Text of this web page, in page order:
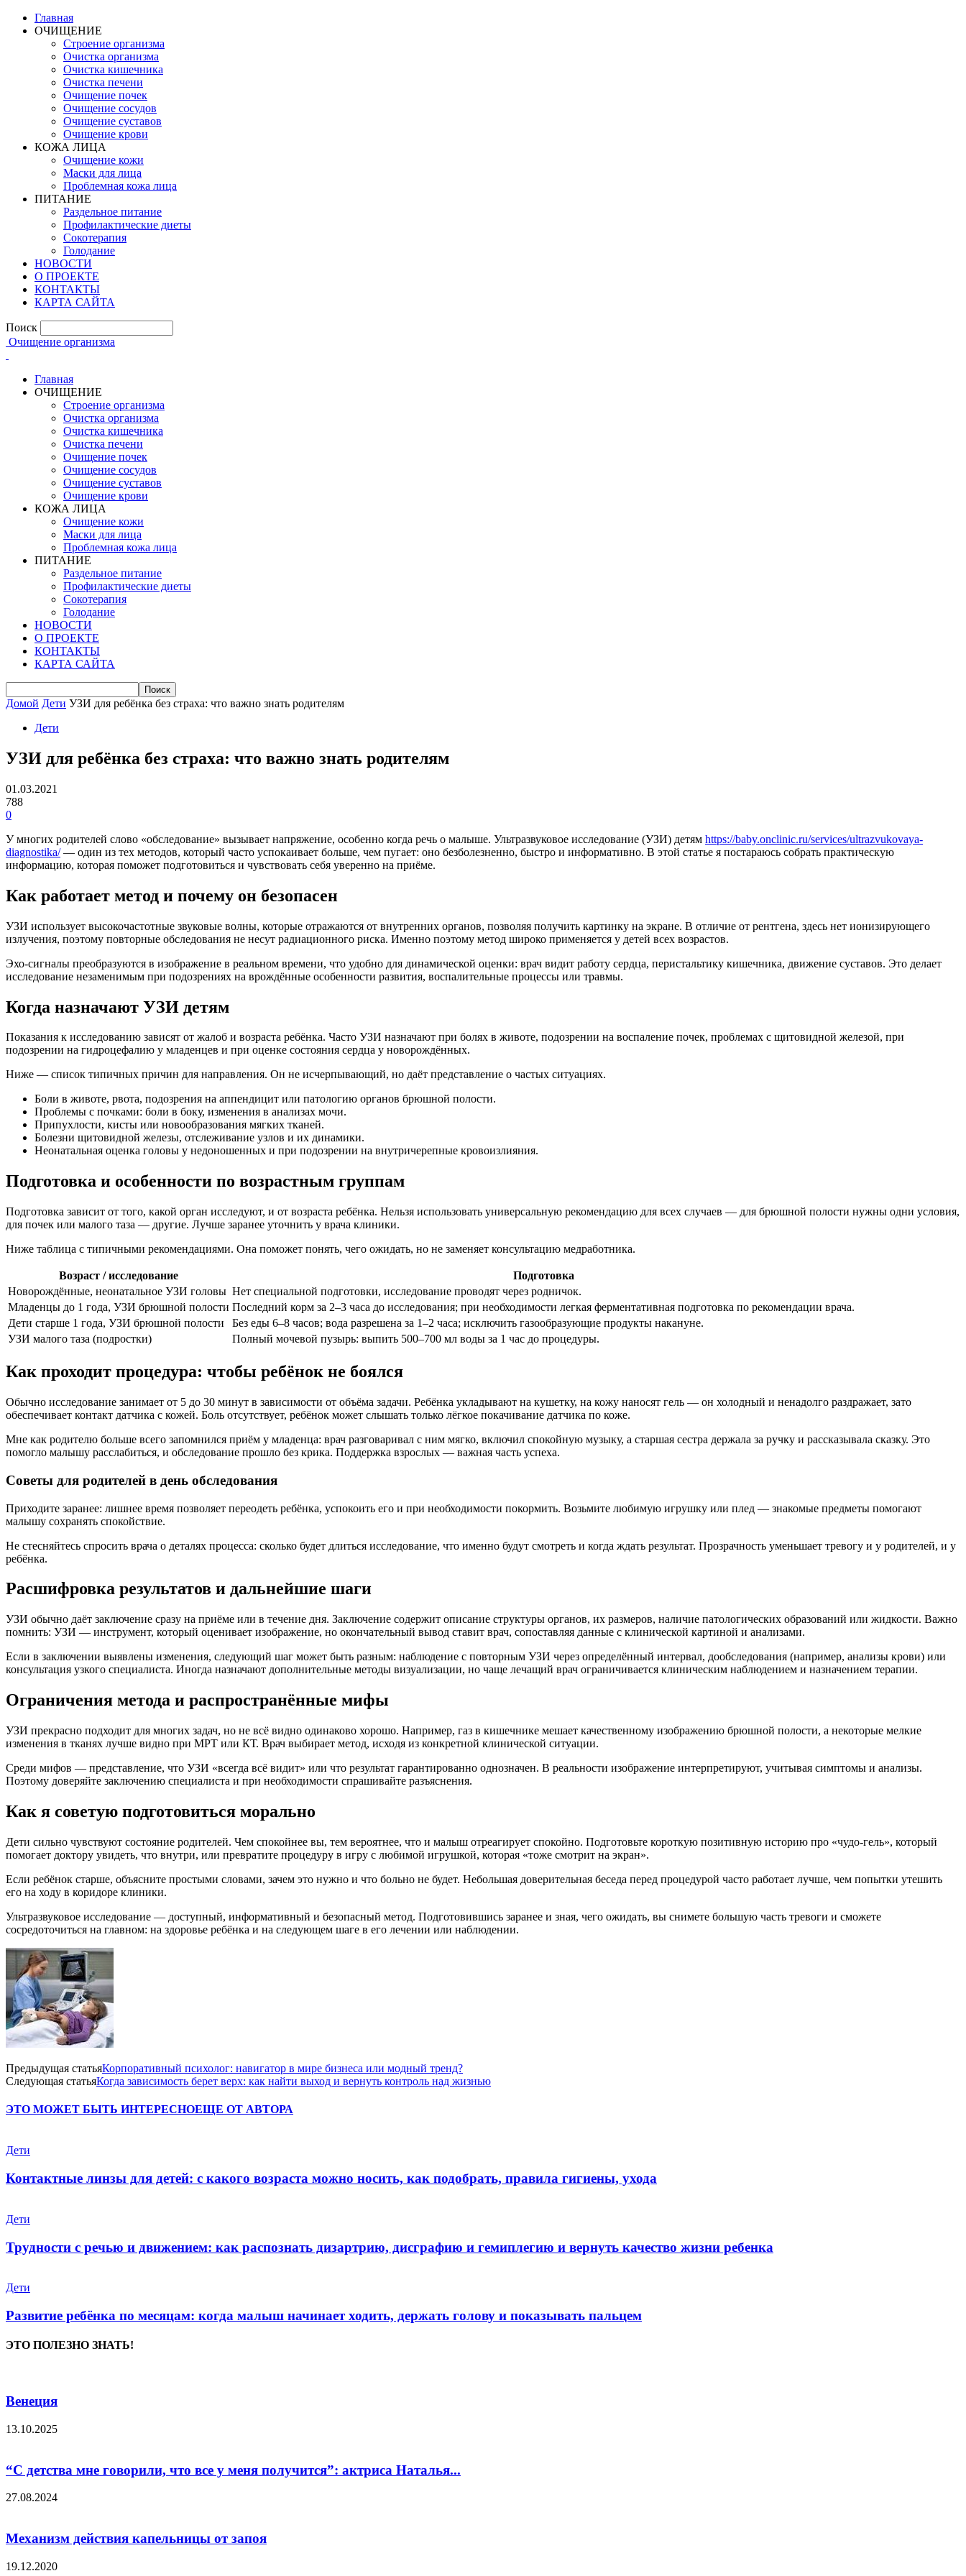
Главная
ОЧИЩЕНИЕ
Строение организма
Очистка организма
Очистка кишечника
Очистка печени
Очищение почек
Очищение сосудов
Очищение суставов
Очищение крови
КОЖА ЛИЦА
Очищение кожи
Маски для лица
Проблемная кожа лица
ПИТАНИЕ
Раздельное питание
Профилактические диеты
Сокотерапия
Голодание
НОВОСТИ
О ПРОЕКТЕ
КОНТАКТЫ
КАРТА САЙТА
Поиск
Очищение организма
Главная
ОЧИЩЕНИЕ
Строение организма
Очистка организма
Очистка кишечника
Очистка печени
Очищение почек
Очищение сосудов
Очищение суставов
Очищение крови
КОЖА ЛИЦА
Очищение кожи
Маски для лица
Проблемная кожа лица
ПИТАНИЕ
Раздельное питание
Профилактические диеты
Сокотерапия
Голодание
НОВОСТИ
О ПРОЕКТЕ
КОНТАКТЫ
КАРТА САЙТА
Домой Дети УЗИ для ребёнка без страха: что важно знать родителям
Дети
УЗИ для ребёнка без страха: что важно знать родителям
01.03.2021
788
0
У многих родителей слово «обследование» вызывает напряжение, особенно когда речь о малыше. Ультразвуковое исследование (УЗИ) детям https://baby.onclinic.ru/services/ultrazvukovaya-
diagnostika/— один из тех методов, который часто успокаивает больше, чем пугает: оно безболезненно, быстро и информативно. В этой статье я постараюсь собрать практическую
информацию, которая поможет подготовиться и чувствовать себя уверенно на приёме.
Как работает метод и почему он безопасен
УЗИ использует высокочастотные звуковые волны, которые отражаются от внутренних органов, позволяя получить картинку на экране. В отличие от рентгена, здесь нет ионизирующего
излучения, поэтому повторные обследования не несут радиационного риска. Именно поэтому метод широко применяется у детей всех возрастов.
Эхо-сигналы преобразуются в изображение в реальном времени, что удобно для динамической оценки: врач видит работу сердца, перистальтику кишечника, движение суставов. Это делает
исследование незаменимым при подозрениях на врождённые особенности развития, воспалительные процессы или травмы.
Когда назначают УЗИ детям
Показания к исследованию зависят от жалоб и возраста ребёнка. Часто УЗИ назначают при болях в животе, подозрении на воспаление почек, проблемах с щитовидной железой, при
подозрении на гидроцефалию у младенцев и при оценке состояния сердца у новорождённых.
Ниже — список типичных причин для направления. Он не исчерпывающий, но даёт представление о частых ситуациях.
Боли в животе, рвота, подозрения на аппендицит или патологию органов брюшной полости.
Проблемы с почками: боли в боку, изменения в анализах мочи.
Припухлости, кисты или новообразования мягких тканей.
Болезни щитовидной железы, отслеживание узлов и их динамики.
Неонатальная оценка головы у недоношенных и при подозрении на внутричерепные кровоизлияния.
Подготовка и особенности по возрастным группам
Подготовка зависит от того, какой орган исследуют, и от возраста ребёнка. Нельзя использовать универсальную рекомендацию для всех случаев — для брюшной полости нужны одни условия,
для почек или малого таза — другие. Лучше заранее уточнить у врача клиники.
Ниже таблица с типичными рекомендациями. Она поможет понять, чего ожидать, но не заменяет консультацию медработника.
Возраст / исследование
Подготовка
Новорождённые, неонатальное УЗИ головы Нет специальной подготовки, исследование проводят через родничок.
Младенцы до 1 года, УЗИ брюшной полости Последний корм за 2–3 часа до исследования; при необходимости легкая ферментативная подготовка по рекомендации врача.
Дети старше 1 года, УЗИ брюшной полости
Без еды 6–8 часов; вода разрешена за 1–2 часа; исключить газообразующие продукты накануне.
УЗИ малого таза (подростки)
Полный мочевой пузырь: выпить 500–700 мл воды за 1 час до процедуры.
Как проходит процедура: чтобы ребёнок не боялся
Обычно исследование занимает от 5 до 30 минут в зависимости от объёма задачи. Ребёнка укладывают на кушетку, на кожу наносят гель — он холодный и ненадолго раздражает, зато
обеспечивает контакт датчика с кожей. Боль отсутствует, ребёнок может слышать только лёгкое покачивание датчика по коже.
Мне как родителю больше всего запомнился приём у младенца: врач разговаривал с ним мягко, включил спокойную музыку, а старшая сестра держала за ручку и рассказывала сказку. Это
помогло малышу расслабиться, и обследование прошло без крика. Поддержка взрослых — важная часть успеха.
Советы для родителей в день обследования
Приходите заранее: лишнее время позволяет переодеть ребёнка, успокоить его и при необходимости покормить. Возьмите любимую игрушку или плед — знакомые предметы помогают
малышу сохранять спокойствие.
Не стесняйтесь спросить врача о деталях процесса: сколько будет длиться исследование, что именно будут смотреть и когда ждать результат. Прозрачность уменьшает тревогу и у родителей, и у
ребёнка.
Расшифровка результатов и дальнейшие шаги
УЗИ обычно даёт заключение сразу на приёме или в течение дня. Заключение содержит описание структуры органов, их размеров, наличие патологических образований или жидкости. Важно
помнить: УЗИ — инструмент, который оценивает изображение, но окончательный вывод ставит врач, сопоставляя данные с клинической картиной и анализами.
Если в заключении выявлены изменения, следующий шаг может быть разным: наблюдение с повторным УЗИ через определённый интервал, дообследования (например, анализы крови) или
консультация узкого специалиста. Иногда назначают дополнительные методы визуализации, но чаще лечащий врач ограничивается клиническим наблюдением и назначением терапии.
Ограничения метода и распространённые мифы
УЗИ прекрасно подходит для многих задач, но не всё видно одинаково хорошо. Например, газ в кишечнике мешает качественному изображению брюшной полости, а некоторые мелкие
изменения в тканях лучше видно при МРТ или КТ. Врач выбирает метод, исходя из конкретной клинической ситуации.
Среди мифов — представление, что УЗИ «всегда всё видит» или что результат гарантированно однозначен. В реальности изображение интерпретируют, учитывая симптомы и анализы.
Поэтому доверяйте заключению специалиста и при необходимости спрашивайте разъяснения.
Как я советую подготовиться морально
Дети сильно чувствуют состояние родителей. Чем спокойнее вы, тем вероятнее, что и малыш отреагирует спокойно. Подготовьте короткую позитивную историю про «чудо-гель», который
помогает доктору увидеть, что внутри, или превратите процедуру в игру с любимой игрушкой, которая «тоже смотрит на экран».
Если ребёнок старше, объясните простыми словами, зачем это нужно и что больно не будет. Небольшая доверительная беседа перед процедурой часто работает лучше, чем попытки утешить
его на ходу в коридоре клиники.
Ультразвуковое исследование — доступный, информативный и безопасный метод. Подготовившись заранее и зная, чего ожидать, вы снимете большую часть тревоги и сможете
сосредоточиться на главном: на здоровье ребёнка и на следующем шаге в его лечении или наблюдении.
Предыдущая статьяКорпоративный психолог: навигатор в мире бизнеса или модный тренд?
Следующая статьяКогда зависимость берет верх: как найти выход и вернуть контроль над жизнью
ЭТО МОЖЕТ БЫТЬ ИНТЕРЕСНОЕЩЕ ОТ АВТОРА
Дети
Контактные линзы для детей: с какого возраста можно носить, как подобрать, правила гигиены, ухода
Дети
Трудности с речью и движением: как распознать дизартрию, дисграфию и гемиплегию и вернуть качество жизни ребенка
Дети
Развитие ребёнка по месяцам: когда малыш начинает ходить, держать голову и показывать пальцем
ЭТО ПОЛЕЗНО ЗНАТЬ!
Венеция
13.10.2025
“С детства мне говорили, что все у меня получится”: актриса Наталья...
27.08.2024
Механизм действия капельницы от запоя
19.12.2020